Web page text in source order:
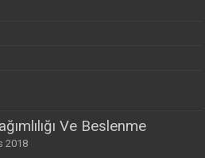
Ve Beslenme
2018